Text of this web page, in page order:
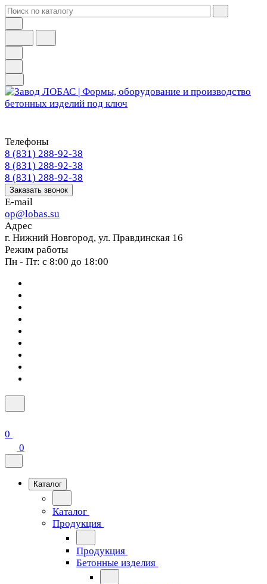
Телефоны
8 (831) 288-92-38
8 (831) 288-92-38
8 (831) 288-92-38
Заказать звонок
E-mail
op@lobas.su
Адрес
г. Нижний Новгород, ул. Правдинская 16
Режим работы
Пн - Пт: с 8:00 до 18:00
0
0
Каталог
Каталог
Продукция
Продукция
Бетонные изделия